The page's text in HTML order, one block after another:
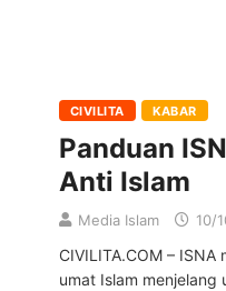
CIVILITA KABAR
Panduan
Anti Islam
Media Islam 10/
CIVILITA.COM –
umat Islam menjelang